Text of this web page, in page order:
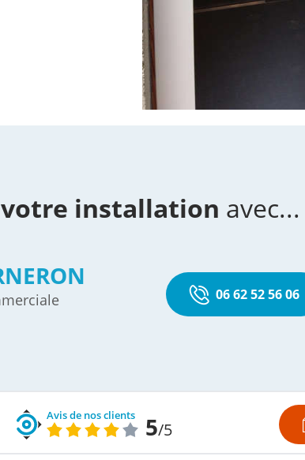
votre installation avec...
06 62 52 56 06
Avis de nos clients 5/5